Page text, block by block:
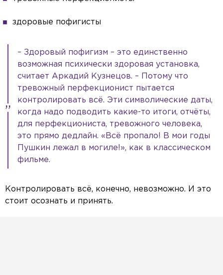
Color
Opacity
Caption Area Background
Opacity
Text Edge Style
Font Family
Reset Done
Close Modal Dialog
End of dialog window.
здоровые пофигисты
– Здоровый пофигизм – это единственно
возможная психически здоровая установка,
считает Аркадий Кузнецов. – Потому что
тревожный перфекционист пытается
контролировать всё. Эти символические даты,
когда надо подводить какие-то итоги, отчёты,
для перфекциониста, тревожного человека,
это прямо дедлайн. «Всё пропало! В мои годы
Пушкин лежал в могиле!», как в классическом
фильме.
Контролировать всё, конечно, невозможно. И это
стоит осознать и принять.